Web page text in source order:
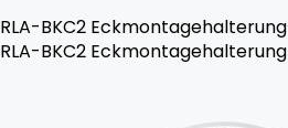
RLA-BKC2 Eckmontagehalterung
RLA-BKC2 Eckmontagehalterung